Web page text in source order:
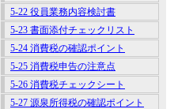
5-22 役員業務内容検討書
5-23 書面添付チェックリスト
5-24 消費税の確認ポイント
5-25 消費税申告の注意点
5-26 消費税チェックシート
5-27 源泉所得税の確認ポイント